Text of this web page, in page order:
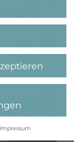
Impressum